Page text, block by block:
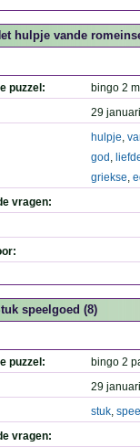
hulpje vande
puzzel:
bingo 2
29
hulpje,
god ,
griekse,
vragen:
speelgoed (8)
puzzel:
bingo 2
29
stuk,
vragen: